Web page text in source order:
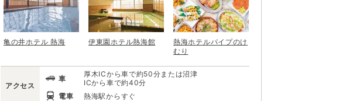
亀の井ホテル 熱海 伊東園ホテル熱海館
熱海ホテルパイプのけ
むり
アクセス
車
厚木ICから車で約50分または沼津
ICから車で約40分
電車
熱海駅からすぐ